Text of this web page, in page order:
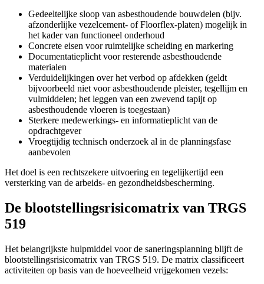
Gedeeltelijke sloop van asbesthoudende bouwdelen (bijv.
afzonderlijke vezelcement- of Floorflex-platen) mogelijk in
het kader van functioneel onderhoud
Concrete eisen voor ruimtelijke scheiding en markering
Documentatieplicht voor resterende asbesthoudende
materialen
Verduidelijkingen over het verbod op afdekken (geldt
bijvoorbeeld niet voor asbesthoudende pleister, tegellijm en
vulmiddelen; het leggen van een zwevend tapijt op
asbesthoudende vloeren is toegestaan)
Sterkere medewerkings- en informatieplicht van de
opdrachtgever
Vroegtijdig technisch onderzoek al in de planningsfase
aanbevolen
Het doel is een rechtszekere uitvoering en tegelijkertijd een
versterking van de arbeids- en gezondheidsbescherming.
De blootstellingsrisicomatrix van TRGS
519
Het belangrijkste hulpmiddel voor de saneringsplanning blijft de
blootstellingsrisicomatrix van TRGS 519. De matrix classificeert
activiteiten op basis van de hoeveelheid vrijgekomen vezels: